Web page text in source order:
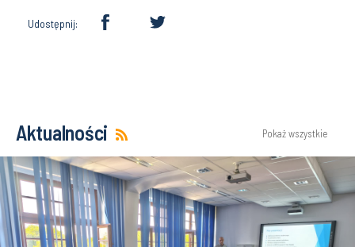
Udostępnij:
Aktualności Pokaż wszystkie